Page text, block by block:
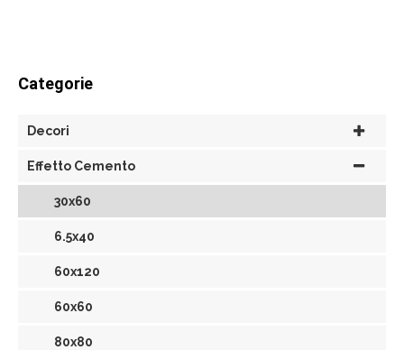
Categorie
Decori
Effetto Cemento
30x60
6.5x40
60x120
60x60
80x80